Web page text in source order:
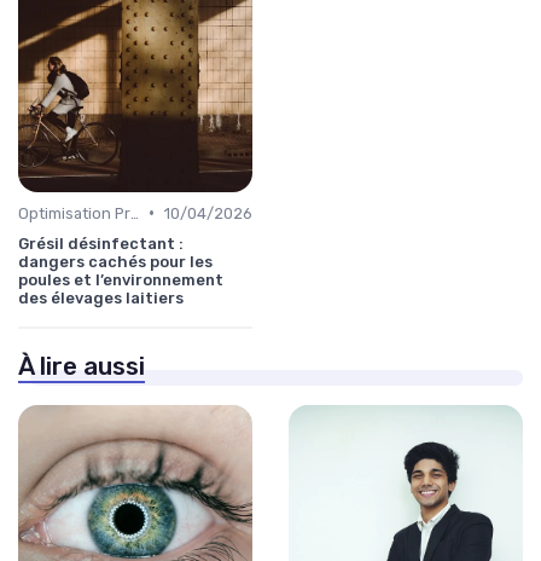
• 10/04/2026
Grésil désinfectant :
dangers cachés pour les
poules et l’environnement
des élevages laitiers
À lire aussi